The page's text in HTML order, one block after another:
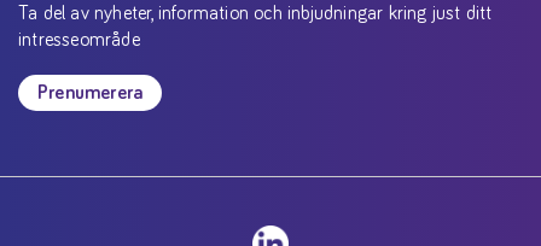
Ta del av nyheter, information och inbjudningar kring just ditt
intresseområde
Prenumerera